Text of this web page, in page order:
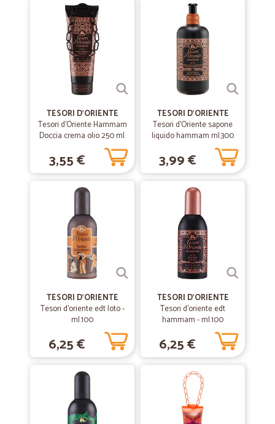
—Renato C.
Tutto ok dall'ordine all'arrivo del…
Tutto ok dall'ordine all'arrivo del prodotto
Mi sono trovata bene buoni i prodotti e…
Mi sono trovata bene buoni i prodotti e veloci nelle consegne e i
—
Servizio affidabile, preciso e rapidissimo. Consigliato!!
07/03/2020
—Eleonora M.
Mi sono trovata benissimo infatti ora…
Mi sono trovata benissimo infatti ora acquisterò sempre. ottima la
consegna e l'imballo dei prodotti, il fresco ottimo e di qualità, contatto
costante con le mail su dove si trova la spedizione. l'unica pecca è il
costo del pagamento con paypal che invece sarebbe molto meglio
che con la carta di credito o il bonifico. per il resto tutto ottimo
STAFF Semplicemente FANTASTICI e…
STAFF Semplicemente FANTASTICI e Puntualissimi !
TESORI D'ORIENTE
Tesori d'Oriente Hammam
Doccia crema olio 250 ml.
3,55 €
TESORI D'ORIENTE
Tesori d'Oriente sapone
liquido hammam ml.300
3,99 €
TESORI D'ORIENTE
Tesori d'oriente edt loto -
ml.100
6,25 €
TESORI D'ORIENTE
Tesori d'oriente edt
hammam - ml.100
6,25 €